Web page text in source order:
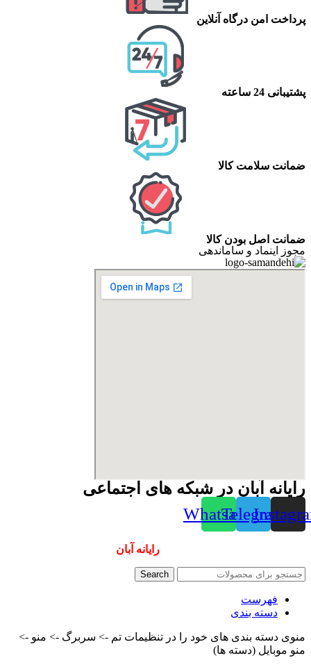
پرداخت امن درگاه آنلاین
پشتیبانی 24 ساعته
ضمانت سلامت کالا
ضمانت اصل بودن کالا
مجوز اینماد و ساماندهی
رایانه آبان در شبکه های اجتماعی
Telegram
Whatsapp
رایانه آبان
Search
فهرست
دسته بندی
منوی دسته بندی های خود را در تنظیمات تم -> سربرگ -> منو ->
منو موبایل (دسته ها)